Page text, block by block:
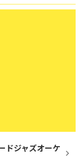
ドジャズオーケ